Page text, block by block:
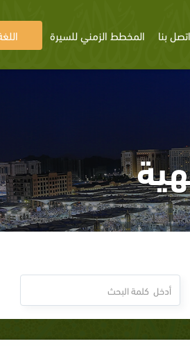
اتصل بنا المخطط الزمني للسيرة